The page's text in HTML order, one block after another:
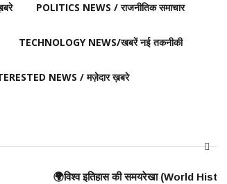
POLITICS NEWS / राजनीतिक समाचार
TECHNOLOGY NEWS/खबरें नई तकनीकी
NEWS / मज़ेदार ख़बरे
ई. – हूणों का यूरोप पर
को पराजित किया ♦️ ईसा पूर्व 360 – प्लेटो
की समयरेखा (World History Timeline) ⸻ ♦️ ईसा